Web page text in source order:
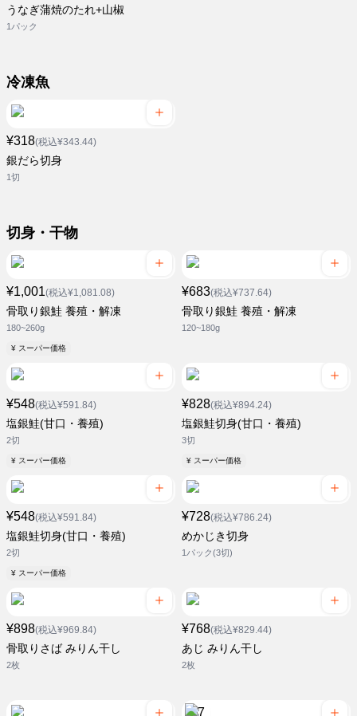
うなぎ蒲焼のたれ+山椒
1パック
冷凍魚
¥318(税込¥343.44)
銀だら切身
1切
切身・干物
¥1,001(税込¥1,081.08)
骨取り銀鮭 養殖・解凍
180~260g
¥ スーパー価格
¥683(税込¥737.64)
骨取り銀鮭 養殖・解凍
120~180g
¥548(税込¥591.84)
塩銀鮭(甘口・養殖)
2切
¥ スーパー価格
¥828(税込¥894.24)
塩銀鮭切身(甘口・養殖)
3切
¥ スーパー価格
¥548(税込¥591.84)
塩銀鮭切身(甘口・養殖)
2切
¥ スーパー価格
¥728(税込¥786.24)
めかじき切身
1パック(3切)
¥898(税込¥969.84)
骨取りさば みりん干し
2枚
¥768(税込¥829.44)
あじ みりん干し
2枚